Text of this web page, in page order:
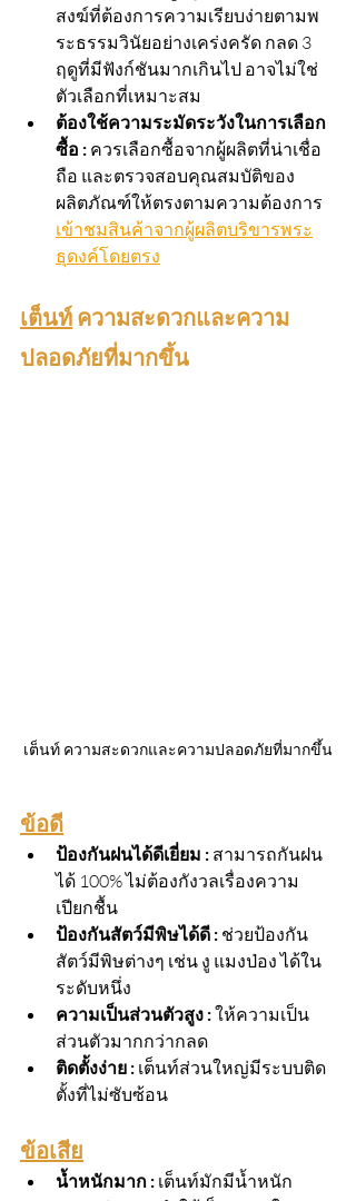
สงฆ์ที่ต้องการความเรียบง่ายตามพ
ระธรรมวินัยอย่างเคร่งครัด กลด 3
ฤดูที่มีฟังก์ชันมากเกินไป อาจไม่ใช่
ตัวเลือกที่เหมาะสม
ต้องใช้ความระมัดระวังในการเลือก
ซื้อ : ควรเลือกซื้อจากผู้ผลิตที่น่าเชื่อ
ถือ และตรวจสอบคุณสมบัติของ
ผลิตภัณฑ์ให้ตรงตามความต้องการ
เข้าชมสินค้าจากผู้ผลิตบริขารพระ
ธุดงค์โดยตรง
เต็นท์ ความสะดวกและความ
ปลอดภัยที่มากขึ้น
เต็นท์ ความสะดวกและความปลอดภัยที่มากขึ้น
ข้อดี
ป้องกันฝนได้ดีเยี่ยม : สามารถกันฝน
ได้ 100% ไม่ต้องกังวลเรื่องความ
เปียกชื้น
ป้องกันสัตว์มีพิษได้ดี : ช่วยป้องกัน
สัตว์มีพิษต่างๆ เช่น งู แมงป่อง ได้ใน
ระดับหนึ่ง
ความเป็นส่วนตัวสูง : ให้ความเป็น
ส่วนตัวมากกว่ากลด
ติดตั้งง่าย : เต็นท์ส่วนใหญ่มีระบบติด
ตั้งที่ไม่ซับซ้อน
ข้อเสีย
น้ำหนักมาก : เต็นท์มักมีน้ำหนัก